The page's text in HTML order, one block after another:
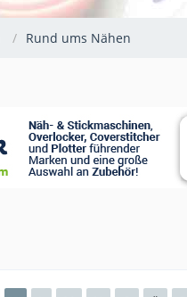
Rund ums Nähen